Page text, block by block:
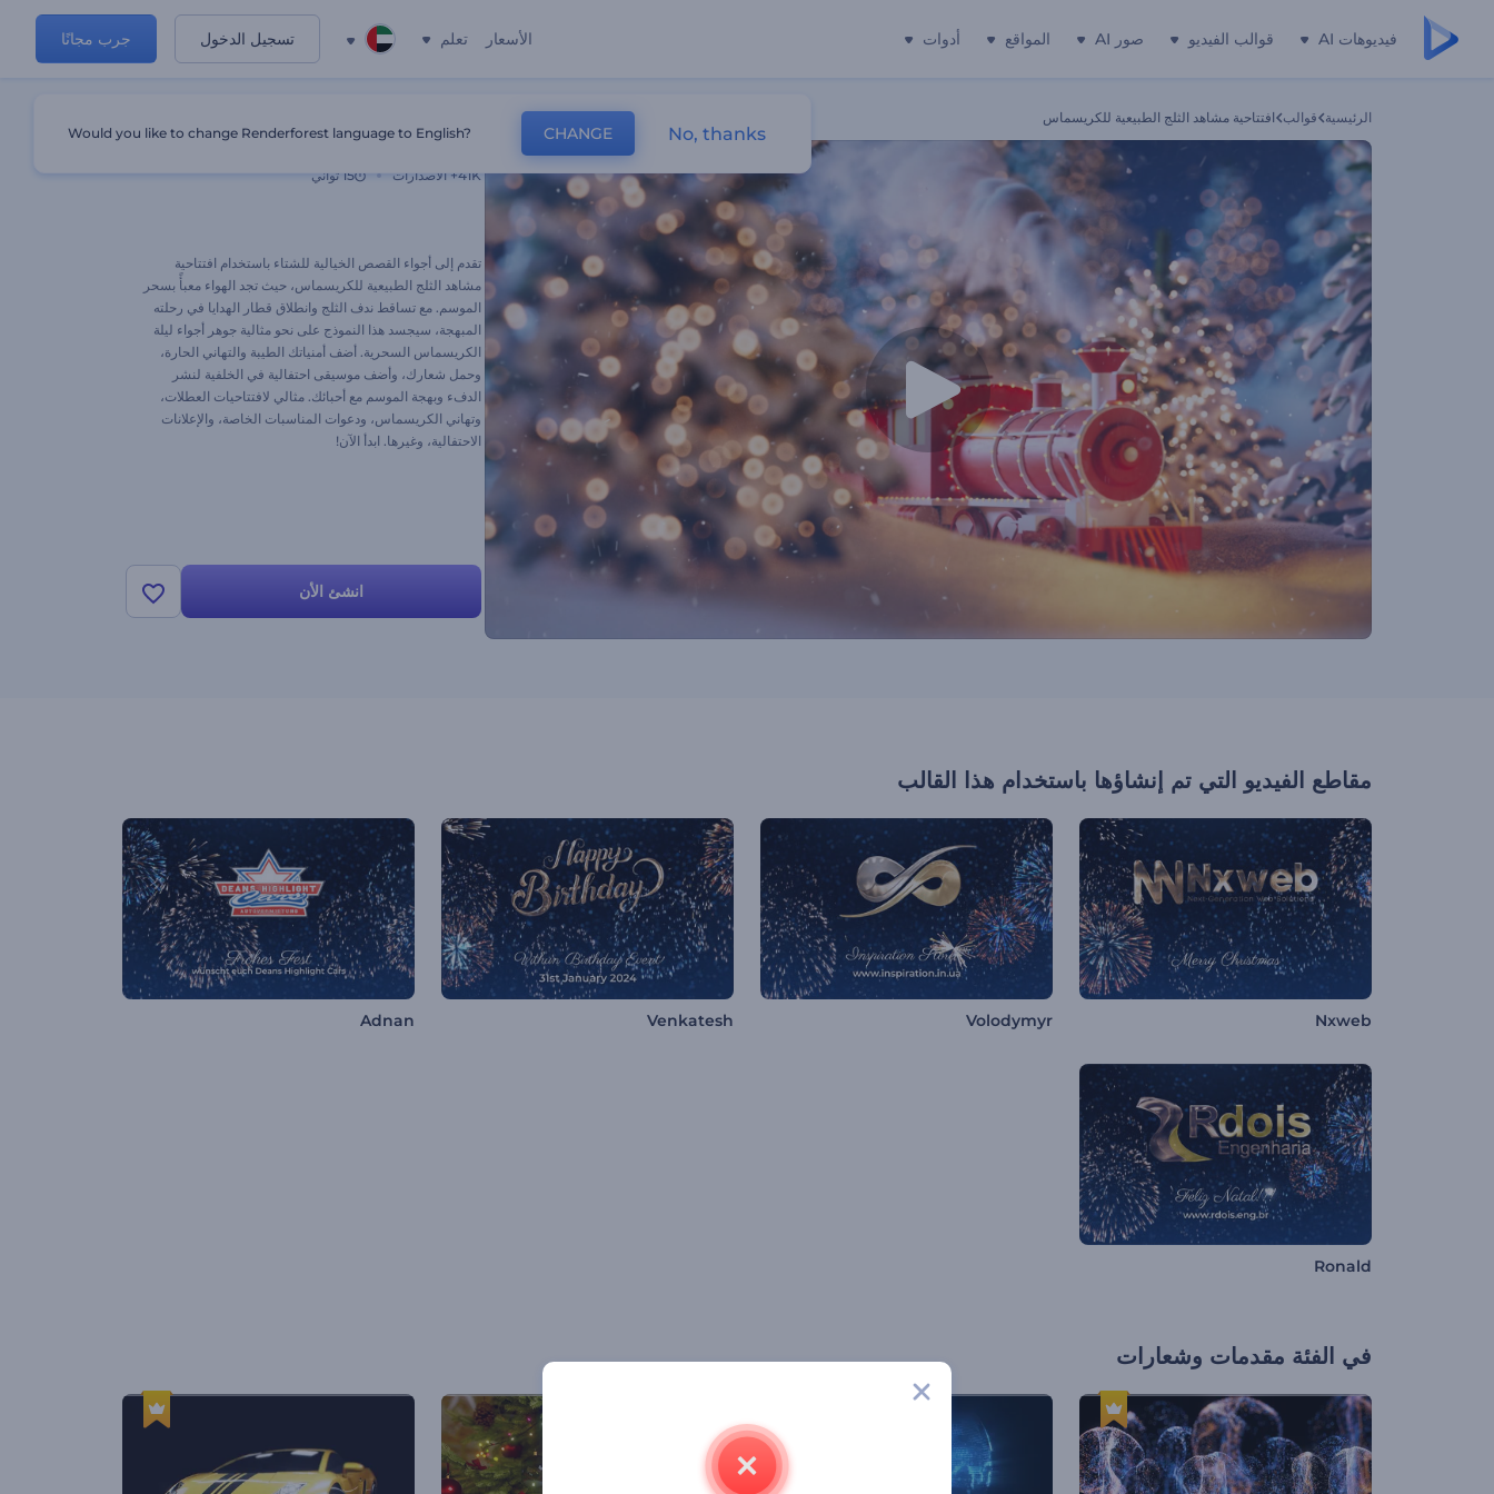
فيديوهات AI قوالب الفيديو صور AI المواقع أدوات الأسعار تعلم تسجيل الدخول جرب مجانًا
الرئيسية قوالب افتتاحية مشاهد الثلج الطبيعية للكريسماس
41K+ الاصدارات 15 ثواني
تقدم إلى أجواء القصص الخيالية للشتاء باستخدام افتتاحية
مشاهد الثلج الطبيعية للكريسماس، حيث تجد الهواء معبأً بسحر
الموسم. مع تساقط ندف الثلج وانطلاق قطار الهدايا في رحلته
المبهجة، سيجسد هذا النموذج على نحو مثالية جوهر أجواء ليلة
الكريسماس السحرية. أضف أمنياتك الطيبة والتهاني الحارة،
وحمل شعارك، وأضف موسيقى احتفالية في الخلفية لنشر
الدفء وبهجة الموسم مع أحبائك. مثالي لافتتاحيات العطلات،
وتهاني الكريسماس، ودعوات المناسبات الخاصة، والإعلانات
الاحتفالية، وغيرها. ابدأ الآن!
انشئ الأن
مقاطع الفيديو التي تم إنشاؤها باستخدام هذا القالب
Nxweb
Volodymyr
Venkatesh
Adnan
Ronald
في الفئة مقدمات وشعارات
Would you like to change Renderforest language to English? CHANGE No, thanks